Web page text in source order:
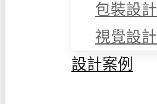
包裝設計
視覺設計
設計案例